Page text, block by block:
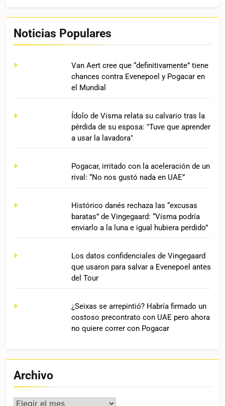
Noticias Populares
Van Aert cree que “definitivamente” tiene
chances contra Evenepoel y Pogacar en
el Mundial
Ídolo de Visma relata su calvario tras la
pérdida de su esposa: "Tuve que aprender
a usar la lavadora"
Pogacar, irritado con la aceleración de un
rival: “No nos gustó nada en UAE”
Histórico danés rechaza las “excusas
baratas” de Vingegaard: “Visma podría
enviarlo a la luna e igual hubiera perdido”
Los datos confidenciales de Vingegaard
que usaron para salvar a Evenepoel antes
del Tour
¿Seixas se arrepintió? Habría firmado un
costoso precontrato con UAE pero ahora
no quiere correr con Pogacar
Archivo
Archivo